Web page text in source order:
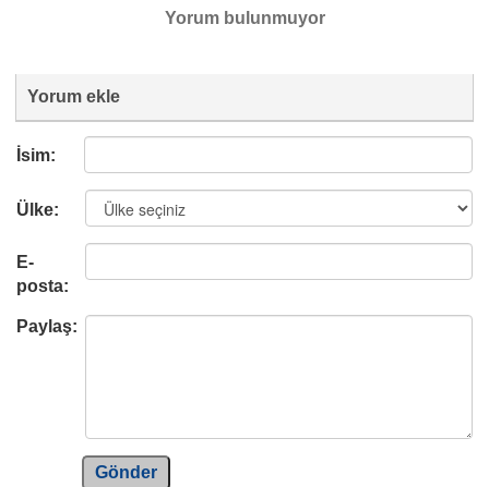
Yorum bulunmuyor
Yorum ekle
İsim:
Ülke:
E-
posta:
Paylaş:
Gönder